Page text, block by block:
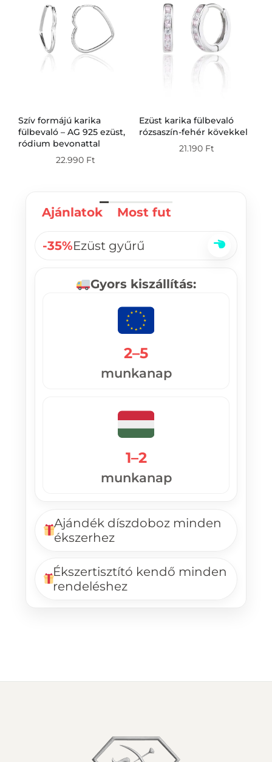
Szív formájú karika
fülbevaló – AG 925 ezüst,
ródium bevonattal
22.990 Ft
Ezüst karika fülbevaló
rózsaszín-fehér kövekkel
21.190 Ft
Ajánlatok Most fut
-35%Ezüst gyűrű
Gyors kiszállítás:
1–2
munkanap
2–5
munkanap
Ajándék díszdoboz minden
ékszerhez
Ékszertisztító kendő minden
rendeléshez